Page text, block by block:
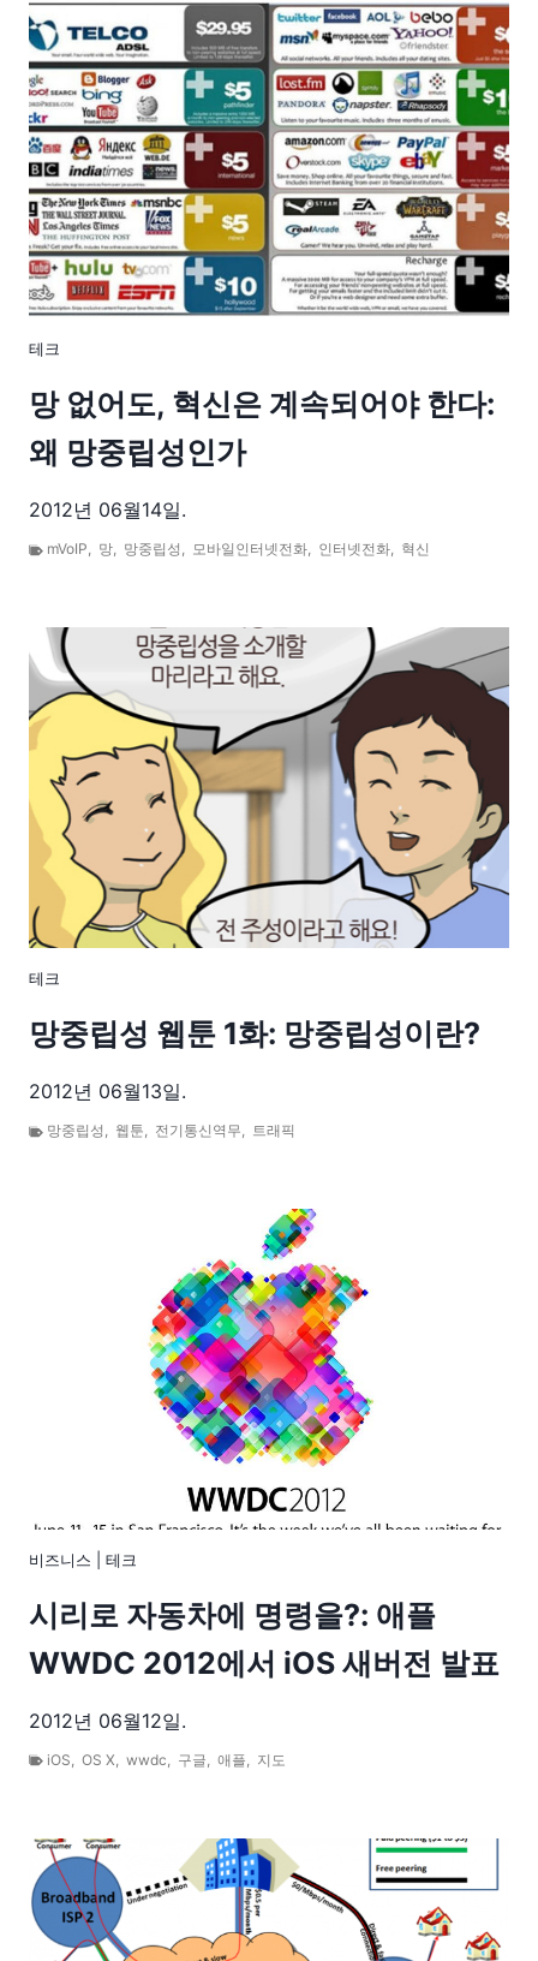
테크
망 없어도, 혁신은 계속되어야 한다:
왜 망중립성인가
2012년 06월14일.
mVoIP, 망, 망중립성 , 모바일인터넷전화, 인터넷전화, 혁신
테크
망중립성 웹툰 1화: 망중립성이란?
2012년 06월13일.
망중립성 , 웹툰, 전기통신역무, 트래픽
비즈니스 테크
시리로 자동차에 명령을?: 애플
WWDC 2012에서 iOS 새버전 발표
2012년 06월12일.
iOS OS X wwdc 구글 애플 지도